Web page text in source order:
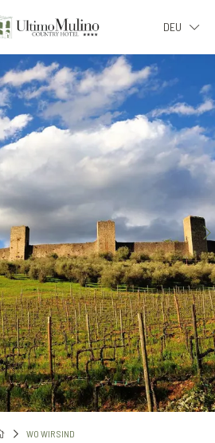
DEU
FRA
DEU
ESP
WO WIR SIND